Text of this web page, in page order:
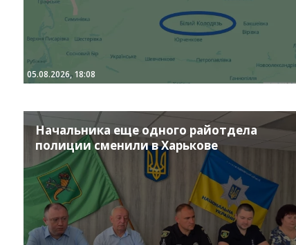
05.08.2026, 18:08
Начальника еще одного райотдела
полиции сменили в Харькове